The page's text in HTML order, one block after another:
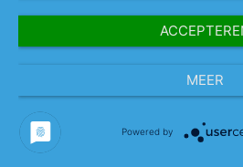
MEER
Powered by